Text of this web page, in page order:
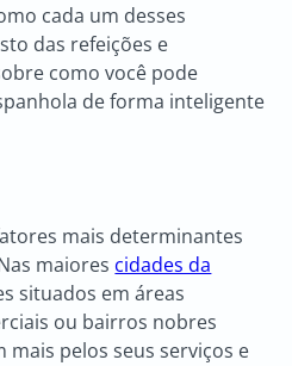
cada um desses
das refeições e
como você pode
de forma inteligente
mais determinantes
maiores cidades da
situados em áreas
ou bairros nobres
pelos seus serviços e